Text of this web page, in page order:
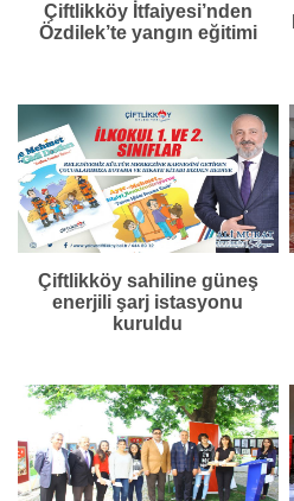
Çiftlikköy İtfaiyesi’nden
Özdilek’te yangın eğitimi
Çiftlikköy sahiline güneş
enerjili şarj istasyonu
kuruldu